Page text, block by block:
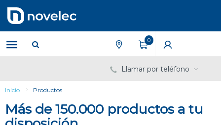
contenido
menú
de
navegación
0
Llamar por teléfono
Inicio Productos
Más de 150.000 productos a tu